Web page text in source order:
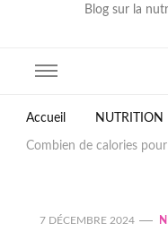
Blog sur la
Accueil NUTRITION
Combien de calories
7 DÉCEMBRE 2024